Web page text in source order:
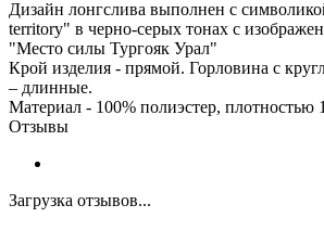
Дизайн лонгслива выполнен с
territory" в черно-серых тонах с
"Место силы Тургояк Урал"
Крой изделия - прямой. Горловина с
– длинные.
Материал - 100% полиэстер, плотностью
Отзывы
Загрузка отзывов...